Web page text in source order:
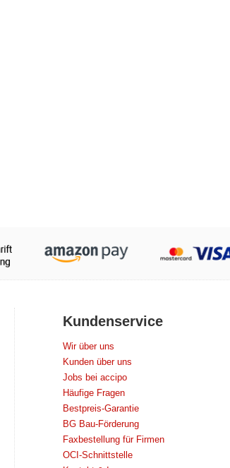
Kundenservice
Wir über uns
Kunden über uns
Jobs bei accipo
Häufige Fragen
Bestpreis-Garantie
BG Bau-Förderung
Faxbestellung für Firmen
OCI-Schnittstelle